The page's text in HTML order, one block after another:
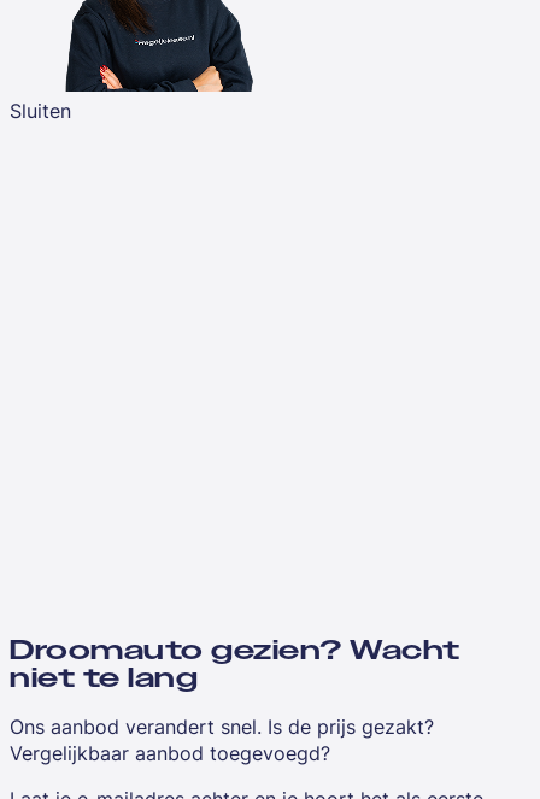
Sluiten
Droomauto gezien? Wacht
niet te lang
Ons aanbod verandert snel. Is de prijs gezakt?
Vergelijkbaar aanbod toegevoegd?